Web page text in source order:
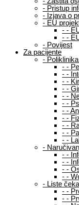
- Pristup
- Izjava o
- EU
- -
- -
- Povijest
Za pacijente
-
- -
- -
- -
- -
- -
- -
- -
- -
- -
- -
- -
-
- -
- -
- -
- -
- Liste
- -
- -